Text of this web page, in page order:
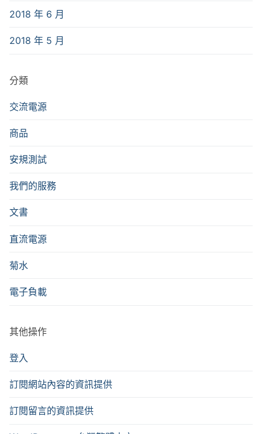
2018 年 6 月
2018 年 5 月
分類
交流電源
商品
安規測試
我們的服務
文書
直流電源
菊水
電子負載
其他操作
登入
訂閱網站內容的資訊提供
訂閱留言的資訊提供